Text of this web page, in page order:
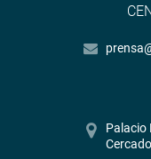
Palacio